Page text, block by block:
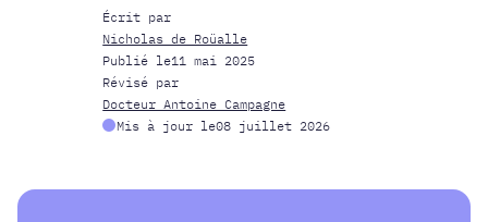
Écrit par
Nicholas de Roüalle
Publié le11 mai 2025
Révisé par
Docteur Antoine Campagne
Mis à jour le08 juillet 2026